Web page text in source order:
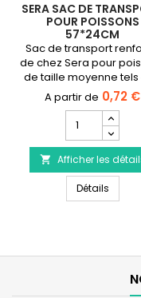
SERA SAC DE
POUR POISSONS
57*24CM
Sac de transport
de chez Sera pour
de taille moyenne tels
les cichlidés
(Discus,Tropheus,
Dimensions : 57x24
0,72 €
quantité
du
produit
SERA
Sac
de
57*24cm
 Afficher les
DétailsSERA